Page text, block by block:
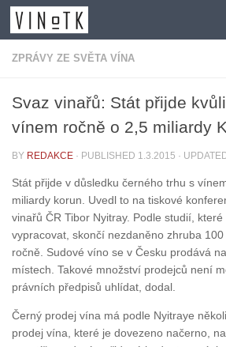
Skip to content
ZPRÁVY ZE SVĚTA VÍNA
Svaz vinařů: Stát přijde
vínem ročně o 2,5 miliardy
BY REDAKCE · PUBLISHED 1.3.2015 ·
Stát přijde v důsledku černého trhu s
miliardy korun. Uvedl to na tiskové
vinařů ČR Tibor Nyitray. Podle studií,
vypracovat, skončí nezdaněno zhruba
ročně. Sudové víno se v Česku prodává
místech. Takové množství prodejců není
právních předpisů uhlídat, dodal.
Černý prodej vína má podle Nyitraye
prodej vína, které je dovezeno načerno,